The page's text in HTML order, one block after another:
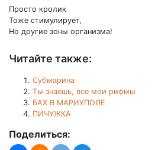
Просто кролик
Тоже стимулирует,
Но другие зоны организма!
Читайте также:
Субмарина
Ты знаешь, все мои рифмы
БАХ В МАРИУПОЛЕ
ПИЧУЖКА
Поделиться: